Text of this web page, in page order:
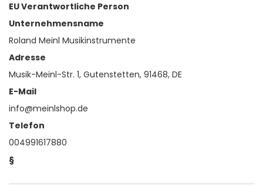
EU Verantwortliche Person
Unternehmensname
Roland Meinl Musikinstrumente
Adresse
Musik-Meinl-Str. 1, Gutenstetten, 91468, DE
E-Mail
info@meinlshop.de
Telefon
004991617880
§